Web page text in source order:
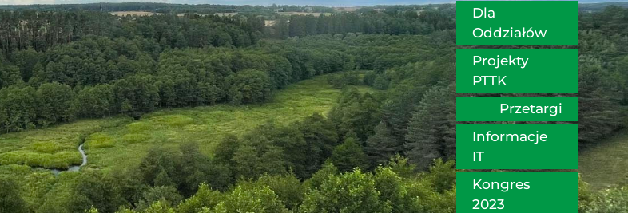
Dla
Oddziałów
Projekty
PTTK
Przetargi
Informacje
IT
Kongres
2023